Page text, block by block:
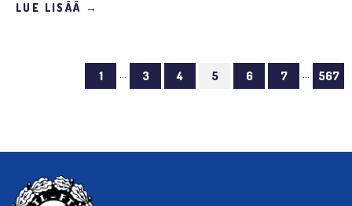
LUE LISÄÄ →
1 … 3 4 5 6 7 … 567